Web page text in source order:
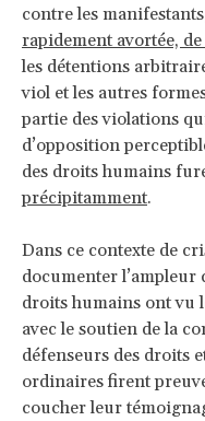
contre les
rapidement avortée,
les détentions
viol et les autres
partie des violations
d’opposition
des droits humains
précipitamment.
Dans ce contexte de
documenter l’ampleur
droits humains ont vu
avec le soutien de la
défenseurs des droits
ordinaires firent
coucher leur